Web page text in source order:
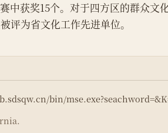
中获奖15个。对于四方区的群众文
评为省文化工作先进单位。
bin/